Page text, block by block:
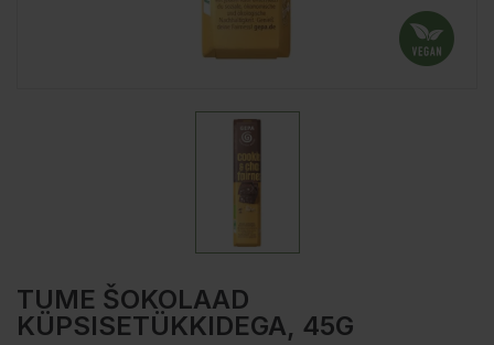
TUME ŠOKOLAAD
KÜPSISETÜKKIDEGA, 45G